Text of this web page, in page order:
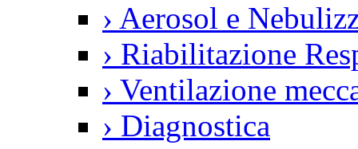
› Aerosol e
› Riabilitazione
› Ventilazione
› Diagnostica